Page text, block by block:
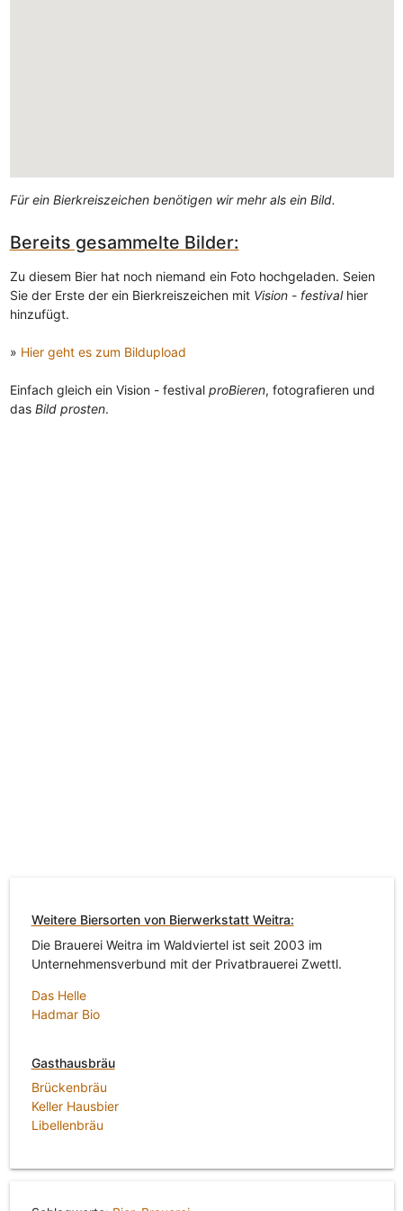
Für ein Bierkreiszeichen benötigen wir mehr als ein Bild.
Bereits gesammelte Bilder:
Zu diesem Bier hat noch niemand ein Foto hochgeladen. Seien
Sie der Erste der ein Bierkreiszeichen mit Vision - festivalhier
hinzufügt.
» Hier geht es zum Bildupload
Einfach gleich ein Vision - festival proBieren, fotografieren und
das Bild prosten.
Weitere Biersorten von Bierwerkstatt Weitra:
Die Brauerei Weitra im Waldviertel ist seit 2003 im
Unternehmensverbund mit der Privatbrauerei Zwettl.
Das Helle
Hadmar Bio
Gasthausbräu
Brückenbräu
Keller Hausbier
Libellenbräu